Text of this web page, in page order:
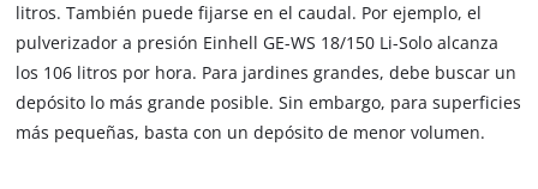
litros. También puede fijarse en el caudal. Por ejemplo, el
pulverizador a presión Einhell GE-WS 18/150 Li-Solo alcanza
los 106 litros por hora. Para jardines grandes, debe buscar un
depósito lo más grande posible. Sin embargo, para superficies
más pequeñas, basta con un depósito de menor volumen.